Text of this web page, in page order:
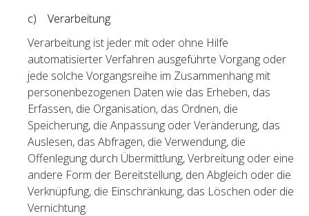
c) Verarbeitung
Verarbeitung ist jeder mit oder ohne Hilfe
automatisierter Verfahren ausgeführte Vorgang oder
jede solche Vorgangsreihe im Zusammenhang mit
personenbezogenen Daten wie das Erheben, das
Erfassen, die Organisation, das Ordnen, die
Speicherung, die Anpassung oder Veränderung, das
Auslesen, das Abfragen, die Verwendung, die
Offenlegung durch Übermittlung, Verbreitung oder eine
andere Form der Bereitstellung, den Abgleich oder die
Verknüpfung, die Einschränkung, das Löschen oder die
Vernichtung.